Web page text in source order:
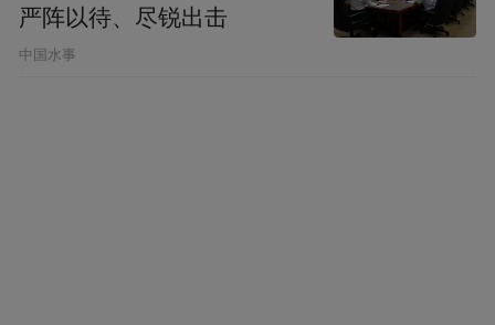
严阵以待、尽锐出击
中国水事